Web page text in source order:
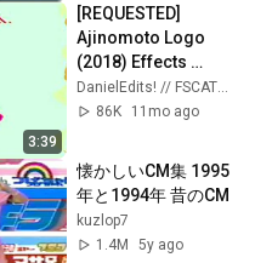
3:39
[REQUESTED]
Ajinomoto Logo
(2018) Effects
(Colgate Csupo
Effects)
DanielEdits! // FSCATVE48 HD
86K
11mo ago
懐かしいCM集 1995
年と1994年 昔のCM
kuzlop7
1.4M
5y ago